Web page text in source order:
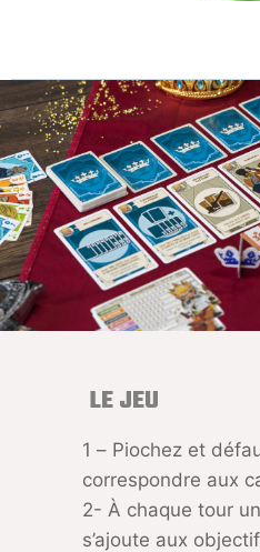
LE JEU
1 – Piochez et
correspondre aux
2- À chaque tour
s’ajoute aux